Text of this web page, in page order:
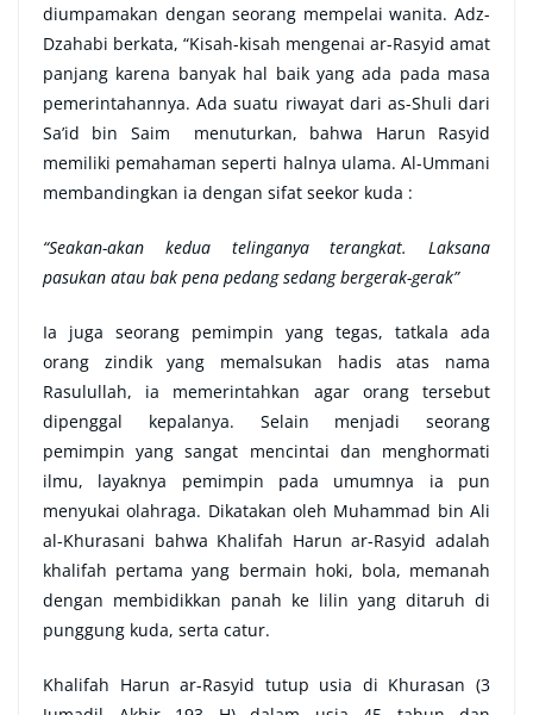
diumpamakan dengan seorang mempelai wanita. Adz-
Dzahabi berkata, “Kisah-kisah mengenai ar-Rasyid amat
panjang karena banyak hal baik yang ada pada masa
pemerintahannya. Ada suatu riwayat dari as-Shuli dari
Sa’id bin Saim menuturkan, bahwa Harun Rasyid
memiliki pemahaman seperti halnya ulama. Al-Ummani
membandingkan ia dengan sifat seekor kuda :
“Seakan-akan kedua telinganya terangkat. Laksana
pasukan atau bak pena pedang sedang bergerak-gerak”
Ia juga seorang pemimpin yang tegas, tatkala ada
orang zindik yang memalsukan hadis atas nama
Rasulullah, ia memerintahkan agar orang tersebut
dipenggal kepalanya. Selain menjadi seorang
pemimpin yang sangat mencintai dan menghormati
ilmu, layaknya pemimpin pada umumnya ia pun
menyukai olahraga. Dikatakan oleh Muhammad bin Ali
al-Khurasani bahwa Khalifah Harun ar-Rasyid adalah
khalifah pertama yang bermain hoki, bola, memanah
dengan membidikkan panah ke lilin yang ditaruh di
punggung kuda, serta catur.
Khalifah Harun ar-Rasyid tutup usia di Khurasan (3